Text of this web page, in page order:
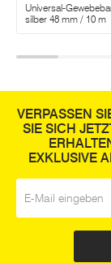
Universal-
silber 48 mm / 10 m
VERPASSEN
SIE SICH
EXKLUSIVE